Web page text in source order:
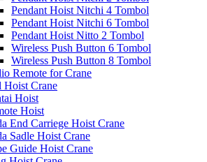
Pendant Hoist Nitchi 4 Tombol
Pendant Hoist Nitchi 6 Tombol
Pendant Hoist Nitto 2 Tombol
Wireless Push Button 6 Tombol
Wireless Push Button 8 Tombol
Remote for Crane
Hoist Crane
Hoist
Hoist
End Carriege Hoist Crane
Sadle Hoist Crane
Guide Hoist Crane